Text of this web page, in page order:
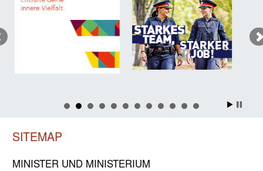
SITEMAP
MINISTER UND MINIST­ERIUM